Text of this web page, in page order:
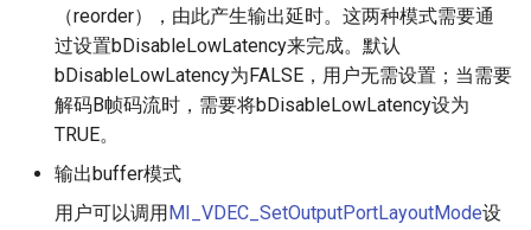
（reorder），由此产生输出延时。这两种模式需要通
过设置bDisableLowLatency来完成。默认
bDisableLowLatency为FALSE，用户无需设置；当需要
解码B帧码流时，需要将bDisableLowLatency设为
TRUE。
输出buffer模式
用户可以调用MI_VDEC_SetOutputPortLayoutMode设